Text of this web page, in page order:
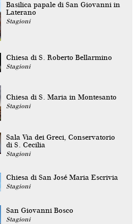
Basilica papale di San Giovanni in
Laterano
Stagioni
Chiesa di S. Roberto Bellarmino
Stagioni
Chiesa di S. Maria in Montesanto
Stagioni
Sala Via dei Greci, Conservatorio
di S. Cecilia
Stagioni
Chiesa di San José Maria Escrivia
Stagioni
San Giovanni Bosco
Stagioni